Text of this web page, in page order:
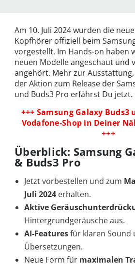
Am 10. Juli 2024 wurden die
Kopfhörer offiziell beim
vorgestellt. Im Hands-on haben
neuen Modelle angeschaut und
angehört. Mehr zur
der Aktion zum Release der
und Buds3 Pro erfährst Du jetzt.
+++ Samsung Galaxy Buds3
Vodafone-Shop in Deiner
+++
Überblick: Samsung
& Buds3 Pro
Jetzt vorbestellen und zum
Juli 2024 erhalten.
Aktive
Hintergrundgeräusche aus.
AI-Featuresfür klaren Sound
Übersetzungen.
Neue Form für maximalen